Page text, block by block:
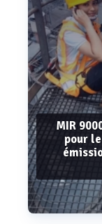
MIR
pour